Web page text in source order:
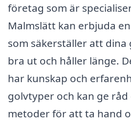
företag som är
Malmslätt kan erbjuda
som säkerställer att dina
bra ut och håller länge.
har kunskap och
golvtyper och kan ge råd
metoder för att ta hand